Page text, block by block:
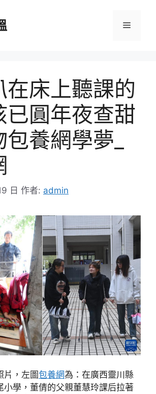
選
在床上聽課的
已圓年夜查甜
養網學夢_
日 作者: admin
片，左圖包養網為：在廣西靈川縣
小學，董倩的父親董慧玲課后拉著